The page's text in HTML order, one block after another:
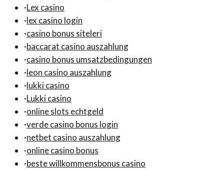
·Lex casino
·lex casino login
·casino bonus siteleri
·baccarat casino auszahlung
·casino bonus umsatzbedingungen
·leon casino auszahlung
·lukki casino
·Lukki casino
·online slots echtgeld
·verde casino bonus login
·netbet casino auszahlung
·online casino bonus
·beste willkommensbonus casino